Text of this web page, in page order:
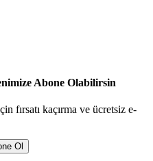
Abone Olabilirsin
fırsatı kaçırma ve ücretsiz e-
Ol